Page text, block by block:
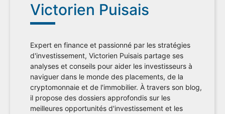
Victorien Puisais
Expert en finance et passionné par les stratégies
d'investissement, Victorien Puisais partage ses
analyses et conseils pour aider les investisseurs à
naviguer dans le monde des placements, de la
cryptomonnaie et de l'immobilier. À travers son blog,
il propose des dossiers approfondis sur les
meilleures opportunités d'investissement et les